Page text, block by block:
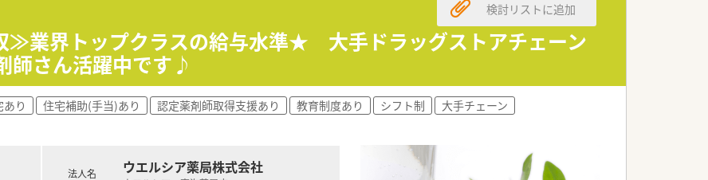
≫業界トップクラスの給与水準★ 大手ドラッグストアチェーン
師さん活躍中です♪
検討リストに追加
あり 住宅補助(手当)あり 認定薬剤師取得支援あり 教育制度あり シフト制
大手チェーン
法人名 ウエルシア薬局株式会社